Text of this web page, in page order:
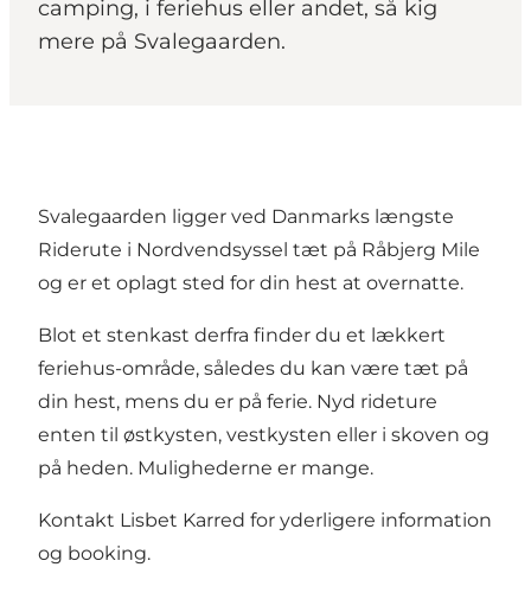
camping, i feriehus eller andet, så kig
mere på Svalegaarden.
Svalegaarden ligger ved Danmarks længste
Riderute i Nordvendsyssel tæt på Råbjerg Mile
og er et oplagt sted for din hest at overnatte.
Blot et stenkast derfra finder du et lækkert
feriehus-område, således du kan være tæt på
din hest, mens du er på ferie. Nyd rideture
enten til østkysten, vestkysten eller i skoven og
på heden. Mulighederne er mange.
Kontakt Lisbet Karred for yderligere information
og booking.